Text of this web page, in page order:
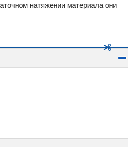
натяжении материала они